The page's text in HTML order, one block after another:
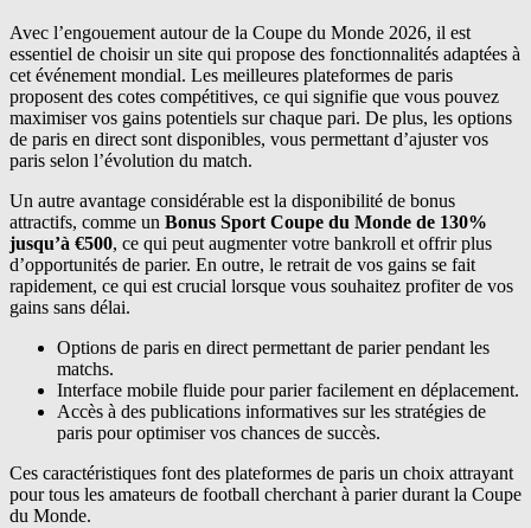
Avec l’engouement autour de la Coupe du Monde 2026, il est
essentiel de choisir un site qui propose des fonctionnalités adaptées à
cet événement mondial. Les meilleures plateformes de paris
proposent des cotes compétitives, ce qui signifie que vous pouvez
maximiser vos gains potentiels sur chaque pari. De plus, les options
de paris en direct sont disponibles, vous permettant d’ajuster vos
paris selon l’évolution du match.
Un autre avantage considérable est la disponibilité de bonus
attractifs, comme un Bonus Sport Coupe du Monde de 130%
jusqu’à €500, ce qui peut augmenter votre bankroll et offrir plus
d’opportunités de parier. En outre, le retrait de vos gains se fait
rapidement, ce qui est crucial lorsque vous souhaitez profiter de vos
gains sans délai.
Options de paris en direct permettant de parier pendant les
matchs.
Interface mobile fluide pour parier facilement en déplacement.
Accès à des publications informatives sur les stratégies de
paris pour optimiser vos chances de succès.
Ces caractéristiques font des plateformes de paris un choix attrayant
pour tous les amateurs de football cherchant à parier durant la Coupe
du Monde.